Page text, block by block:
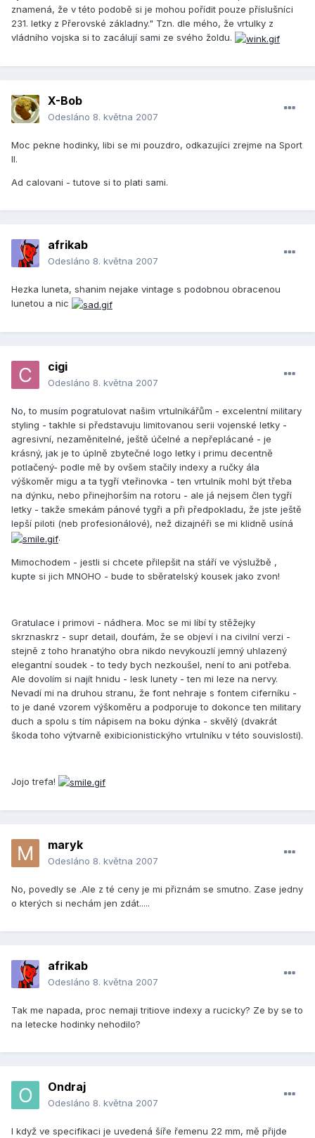
znamená, že v této podobě si je mohou pořídit pouze příslušníci
231. letky z Přerovské základny." Tzn. dle mého, že vrtulky z
vládního vojska si to zacálují sami ze svého žoldu.
X-Bob
Odesláno 8. května 2007
Moc pekne hodinky, libi se mi pouzdro, odkazujíci zrejme na Sport
II.
Ad calovani - tutove si to plati sami.
afrikab
Odesláno 8. května 2007
Hezka luneta, shanim nejake vintage s podobnou obracenou
lunetou a nic
cigi
Odesláno 8. května 2007
No, to musím pogratulovat našim vrtulníkářům - excelentní military
styling - takhle si představuju limitovanou serii vojenské letky -
agresivní, nezaměnitelné, ještě účelné a nepřeplácané - je
krásný, jak je to úplně zbytečné logo letky i primu decentně
potlačený- podle mě by ovšem stačily indexy a ručky ála
výškoměr migu a ta tygří vteřinovka - ten vrtulník mohl být třeba
na dýnku, nebo přinejhorším na rotoru - ale já nejsem člen tygří
letky - takže smekám pánové tygři a při předpokladu, že jste ještě
lepší piloti (neb profesionálové), než dizajnéři se mi klidně usíná
.
Mimochodem - jestli si chcete přilepšit na stáří ve výslužbě ,
kupte si jich MNOHO - bude to sběratelský kousek jako zvon!
Gratulace i primovi - nádhera. Moc se mi líbí ty stěžejky
skrznaskrz - supr detail, doufám, že se objeví i na civilní verzi -
stejně z toho hranatýho obra nikdo nevykouzlí jemný uhlazený
elegantní soudek - to tedy bych nezkoušel, není to ani potřeba.
Ale dovolím si najít hnidu - lesk lunety - ten mi leze na nervy.
Nevadí mi na druhou stranu, že font nehraje s fontem ciferníku -
to je dané vzorem výškoměru a podporuje to dokonce ten military
duch a spolu s tím nápisem na boku dýnka - skvělý (dvakrát
škoda toho výtvarně exibicionistickýho vrtulníku v této souvislosti).
Jojo trefa!
maryk
Odesláno 8. května 2007
No, povedly se .Ale z té ceny je mi přiznám se smutno. Zase jedny
o kterých si nechám jen zdát.....
afrikab
Odesláno 8. května 2007
Tak me napada, proc nemaji tritiove indexy a rucicky? Ze by se to
na letecke hodinky nehodilo?
Ondraj
Odesláno 8. května 2007
I když ve specifikaci je uvedená šíře řemenu 22 mm, mě přijde